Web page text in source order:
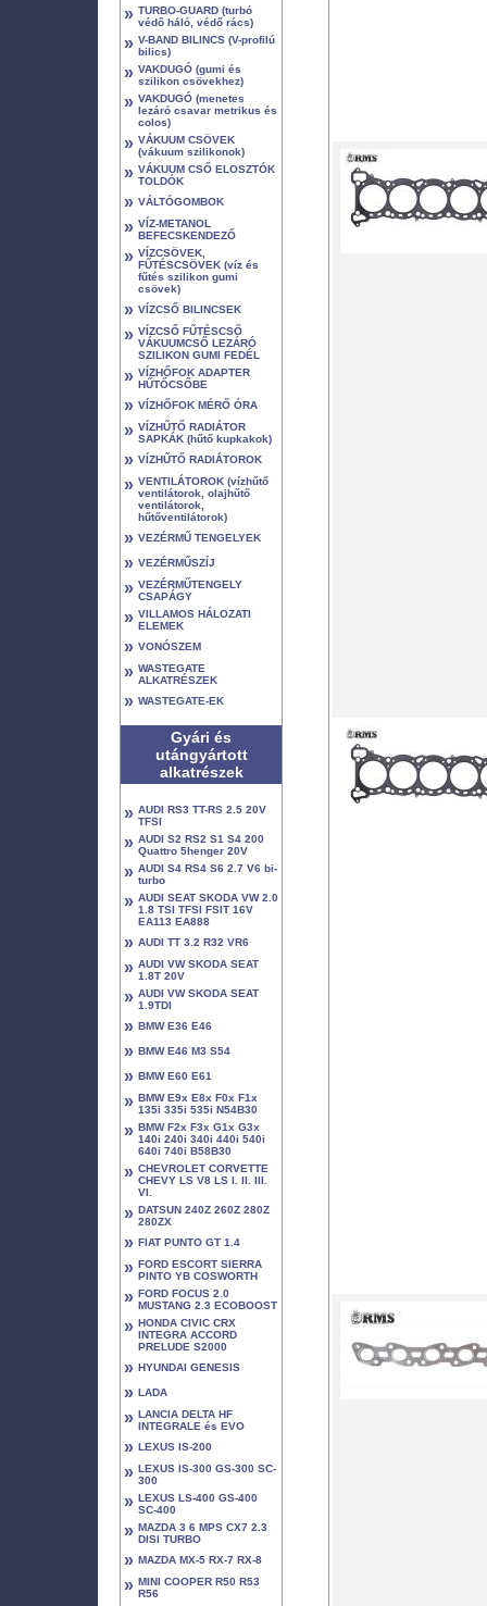
» TURBO-GUARD (turbó
védő háló, védő rács)
» V-BAND BILINCS (V-profilú
bilics)
» VAKDUGÓ (gumi és
szilikon csövekhez)
» VAKDUGÓ (menetes
lezáró csavar metrikus és
colos)
» VÁKUUM CSÖVEK
(vákuum szilikonok)
» VÁKUUM CSŐ ELOSZTÓK
TOLDÓK
» VÁLTÓGOMBOK
» VÍZ-METANOL
BEFECSKENDEZŐ
» VÍZCSÖVEK,
FŰTÉSCSÖVEK (víz és
fűtés szilikon gumi
csövek)
» VÍZCSŐ BILINCSEK
» VÍZCSŐ FŰTÉSCSŐ
VÁKUUMCSŐ LEZÁRÓ
SZILIKON GUMI FEDÉL
» VÍZHŐFOK ADAPTER
HŰTŐCSŐBE
» VÍZHŐFOK MÉRŐ ÓRA
» VÍZHŰTŐ RADIÁTOR
SAPKÁK (hűtő kupkakok)
» VÍZHŰTŐ RADIÁTOROK
» VENTILÁTOROK (vízhűtő
ventilátorok, olajhűtő
ventilátorok,
hűtőventilátorok)
» VEZÉRMŰ TENGELYEK
» VEZÉRMŰSZÍJ
» VEZÉRMŰTENGELY
CSAPÁGY
» VILLAMOS HÁLOZATI
ELEMEK
» VONÓSZEM
» WASTEGATE
ALKATRÉSZEK
» WASTEGATE-EK
Gyári és
utángyártott
alkatrészek
» AUDI RS3 TT-RS 2.5 20V
TFSI
» AUDI S2 RS2 S1 S4 200
Quattro 5henger 20V
» AUDI S4 RS4 S6 2.7 V6 bi-
turbo
» AUDI SEAT SKODA VW 2.0
1.8 TSI TFSI FSIT 16V
EA113 EA888
» AUDI TT 3.2 R32 VR6
» AUDI VW SKODA SEAT
1.8T 20V
» AUDI VW SKODA SEAT
1.9TDI
» BMW E36 E46
» BMW E46 M3 S54
» BMW E60 E61
» BMW E9x E8x F0x F1x
135i 335i 535i N54B30
» BMW F2x F3x G1x G3x
140i 240i 340i 440i 540i
640i 740i B58B30
» CHEVROLET CORVETTE
CHEVY LS V8 LS I. II. III.
VI.
» DATSUN 240Z 260Z 280Z
280ZX
» FIAT PUNTO GT 1.4
» FORD ESCORT SIERRA
PINTO YB COSWORTH
» FORD FOCUS 2.0
MUSTANG 2.3 ECOBOOST
» HONDA CIVIC CRX
INTEGRA ACCORD
PRELUDE S2000
» HYUNDAI GENESIS
» LADA
» LANCIA DELTA HF
INTEGRALE és EVO
» LEXUS IS-200
» LEXUS IS-300 GS-300 SC-
300
» LEXUS LS-400 GS-400
SC-400
» MAZDA 3 6 MPS CX7 2.3
DISI TURBO
» MAZDA MX-5 RX-7 RX-8
» MINI COOPER R50 R53
R56